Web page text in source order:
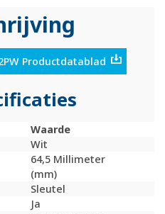
Productdatablad
Waarde
Wit
64,5 Millimeter
(mm)
Sleutel
Ja